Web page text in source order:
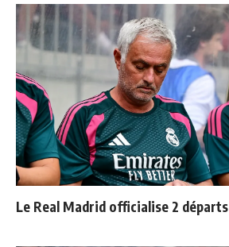
Le Real Madrid officialise 2 départs